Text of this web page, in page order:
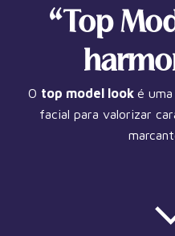
“Top
O top model look é
facial para valorizar